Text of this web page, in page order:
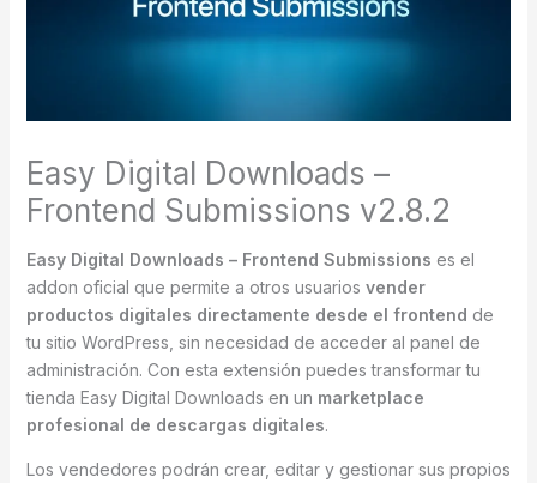
Easy Digital Downloads –
Frontend Submissions v2.8.2
Easy Digital Downloads – Frontend Submissions es el
addon oficial que permite a otros usuarios vender
productos digitales directamente desde el frontend de
tu sitio WordPress, sin necesidad de acceder al panel de
administración. Con esta extensión puedes transformar tu
tienda Easy Digital Downloads en un marketplace
profesional de descargas digitales.
Los vendedores podrán crear, editar y gestionar sus propios